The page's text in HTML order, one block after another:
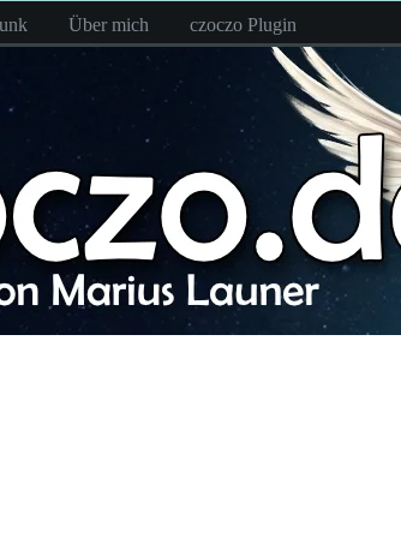
Über mich czoczo Plugin